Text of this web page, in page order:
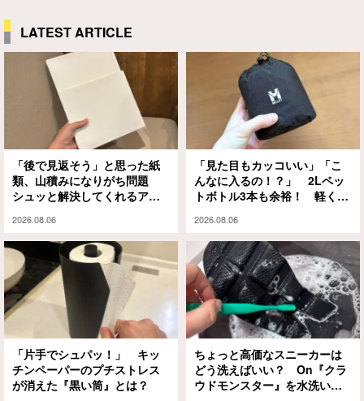
LATEST ARTICLE
「後で見返そう」と思った紙
類、山積みになりがち問題
シュッと解決してくれるアイ
2026.08.06
「見た目もカッコいい」「こ
んなに入るの！？」 2Lペッ
トボトル3本も余裕！ 軽くて
ッグが大正解
2026.08.06
「片手でシュパッ！」 キッ
チンペーパーのプチストレス
が消えた『黒い筒』とは？
ちょっと高価なスニーカーは
どう洗えばいい？ On『クラ
ウドモンスター』を水洗いと